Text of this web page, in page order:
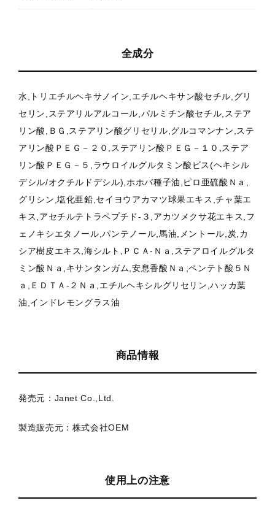
全成分
水,トリエチルヘキサノイン,エチルヘキサン酸セチル,グリ
セリン,ステアリルアルコール,パルミチン酸セチル,ステア
リン酸,ＢＧ,ステアリン酸グリセリル,グルコマンナン,ステ
アリン酸ＰＥＧ－２０,ステアリン酸ＰＥＧ－１０,ステア
リン酸ＰＥＧ－５,ラウロイルグルタミン酸ビス(ヘキシル
デシル/オクチルドデシル),ホホバ種子油,ピロ亜硫酸Ｎａ,
グリシン,塩化亜鉛,セイヨウアカマツ球果エキス,チャ葉エ
キス,アセチルテトラペプチド-３,アカツメクサ花エキス,フ
ェノキシエタノール,パンテノール,馬油,メントール,炭,カ
シア樹皮エキス,海シルト,ＰＣＡ-Ｎａ,ステアロイルグルタ
ミン酸Ｎａ,キサンタンガム,安息香酸Ｎａ,ペンテト酸５Ｎ
ａ,ＥＤＴＡ-２Ｎａ,エチルヘキシルグリセリン,ハッカ葉
油,インドレモングラス油
商品情報
発売元：Janet Co.,Ltd.
製造販売元：株式会社OEM
使用上の注意